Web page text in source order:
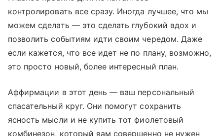
контролировать все сразу. Иногда лучшее, что мы
можем сделать — это сделать глубокий вдох и
позволить событиям идти своим чередом. Даже
если кажется, что все идет не по плану, возможно,
это просто новый, более интересный план.
Аффирмации в этот день — ваш персональный
спасательный круг. Они помогут сохранить
ясность мысли и не купить тот фиолетовый
комбинезон, который вам совершенно не нужен